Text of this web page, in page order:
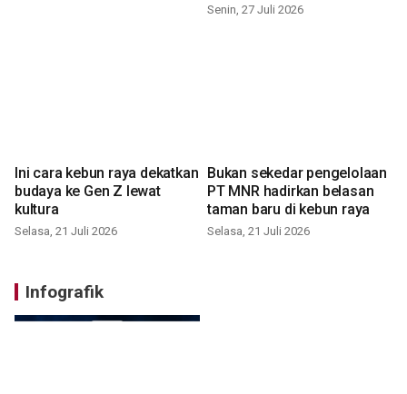
Senin, 27 Juli 2026
Ini cara kebun raya dekatkan
budaya ke Gen Z lewat
kultura
Selasa, 21 Juli 2026
Bukan sekedar pengelolaan
PT MNR hadirkan belasan
taman baru di kebun raya
Selasa, 21 Juli 2026
Infografik